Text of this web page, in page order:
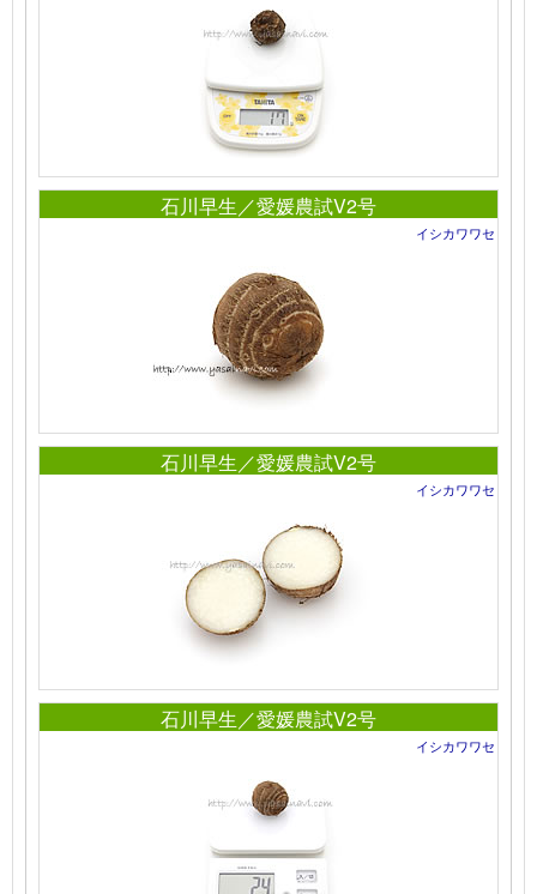
石川早生／愛媛農試V2号
イシカワワセ
石川早生／愛媛農試V2号
イシカワワセ
石川早生／愛媛農試V2号
イシカワワセ